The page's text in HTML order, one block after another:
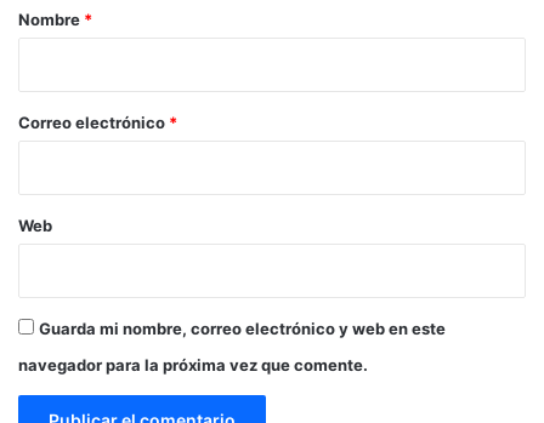
r
*
Nombre *
Correo electrónico *
Web
Guarda mi nombre, correo electrónico y web en este
navegador para la próxima vez que comente.